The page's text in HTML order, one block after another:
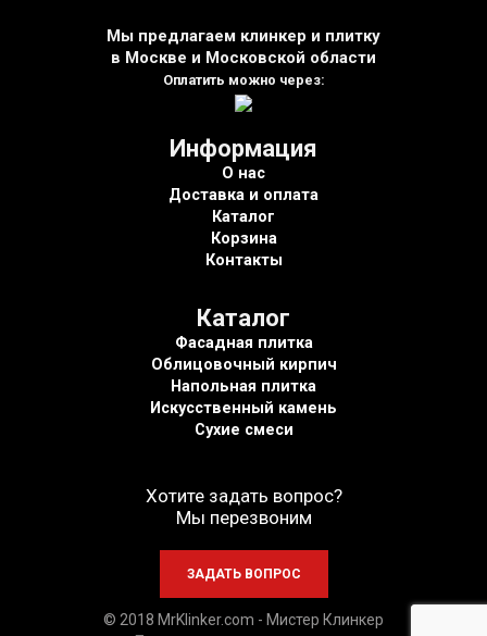
Мы предлагаем клинкер и плитку
в Москве и Московской области
Оплатить можно через:
Информация
О нас
Доставка и оплата
Каталог
Корзина
Контакты
Каталог
Фасадная плитка
Облицовочный кирпич
Напольная плитка
Искусственный камень
Сухие смеси
Хотите задать вопрос?
Мы перезвоним
© 2018 MrKlinker.com - Мистер Клинкер